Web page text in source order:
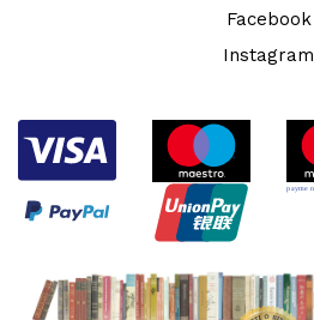
Facebook
Instagram